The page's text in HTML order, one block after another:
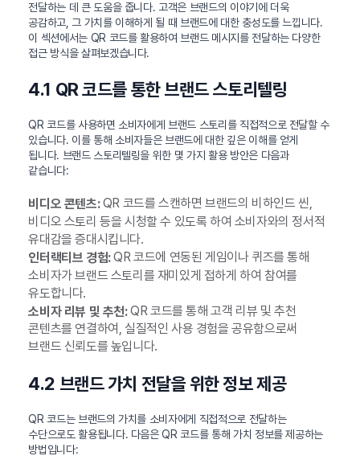
전달하는 데 큰 도움을 줍니다. 고객은 브랜드의 이야기에 더욱
공감하고, 그 가치를 이해하게 될 때 브랜드에 대한 충성도를 느낍니다.
이 섹션에서는 QR 코드를 활용하여 브랜드 메시지를 전달하는 다양한
접근 방식을 살펴보겠습니다.
4.1 QR 코드를 통한 브랜드 스토리텔링
QR 코드를 사용하면 소비자에게 브랜드 스토리를 직접적으로 전달할 수
있습니다. 이를 통해 소비자들은 브랜드에 대한 깊은 이해를 얻게
됩니다. 브랜드 스토리텔링을 위한 몇 가지 활용 방안은 다음과
같습니다:
비디오 콘텐츠:QR 코드를 스캔하면 브랜드의 비하인드 씬,
비디오 스토리 등을 시청할 수 있도록 하여 소비자와의 정서적
유대감을 증대시킵니다.
인터랙티브 경험:QR 코드에 연동된 게임이나 퀴즈를 통해
소비자가 브랜드 스토리를 재미있게 접하게 하여 참여를
유도합니다.
소비자 리뷰 및 추천:QR 코드를 통해 고객 리뷰 및 추천
콘텐츠를 연결하여, 실질적인 사용 경험을 공유함으로써
브랜드 신뢰도를 높입니다.
4.2 브랜드 가치 전달을 위한 정보 제공
QR 코드는 브랜드의 가치를 소비자에게 직접적으로 전달하는
수단으로도 활용됩니다. 다음은 QR 코드를 통해 가치 정보를 제공하는
방법입니다: